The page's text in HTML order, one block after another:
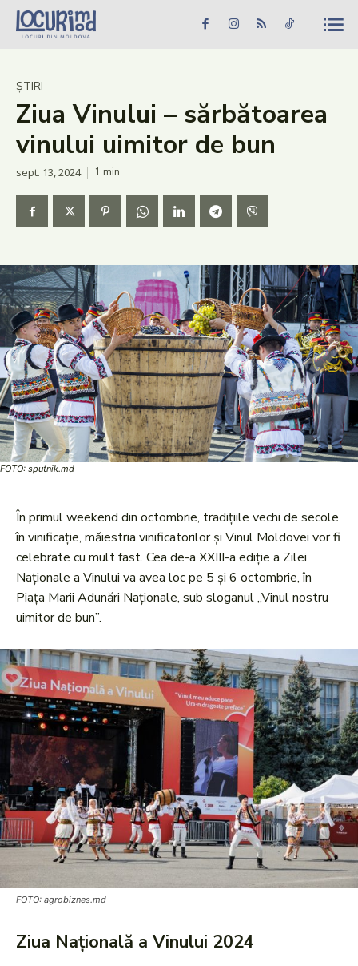
Caută în site... Căutare
Știri
Evenimente
Dezvoltare rurală
Turism
Vinării
Patrimoniu
Produs Acasă
ȘTIRI
Ziua Vinului – sărbătoarea
vinului uimitor de bun
sept. 13, 2024 1 min.
FOTO: sputnik.md
În primul weekend din octombrie, tradițiile vechi de secole
în vinificație, măiestria vinificatorilor și Vinul Moldovei vor fi
celebrate cu mult fast. Cea de-a XXIII-a ediție a Zilei
Naționale a Vinului va avea loc pe 5 și 6 octombrie, în
Piața Marii Adunări Naționale, sub sloganul „Vinul nostru
uimitor de bun”.
FOTO: agrobiznes.md
Ziua Națională a Vinului 2024